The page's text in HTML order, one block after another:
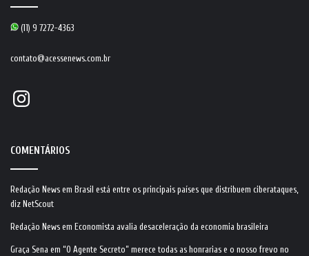
(11) 9 7272-4363
contato@acessenews.com.br
Instagram
COMENTÁRIOS
Redação News em Brasil está entre os principais países que distribuem ciberataques,
diz NetScout
Redação News em Economista avalia desaceleração da economia brasileira
Graça Sena em “O Agente Secreto” merece todas as honrarias e o nosso frevo no